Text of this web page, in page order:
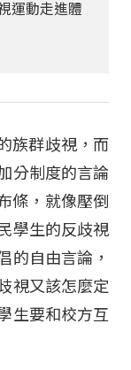
運動走進體
族群歧視，而
分制度的言論
條，就像壓倒
學生的反歧視
的自由言論，
視又該怎麼定
生要和校方互